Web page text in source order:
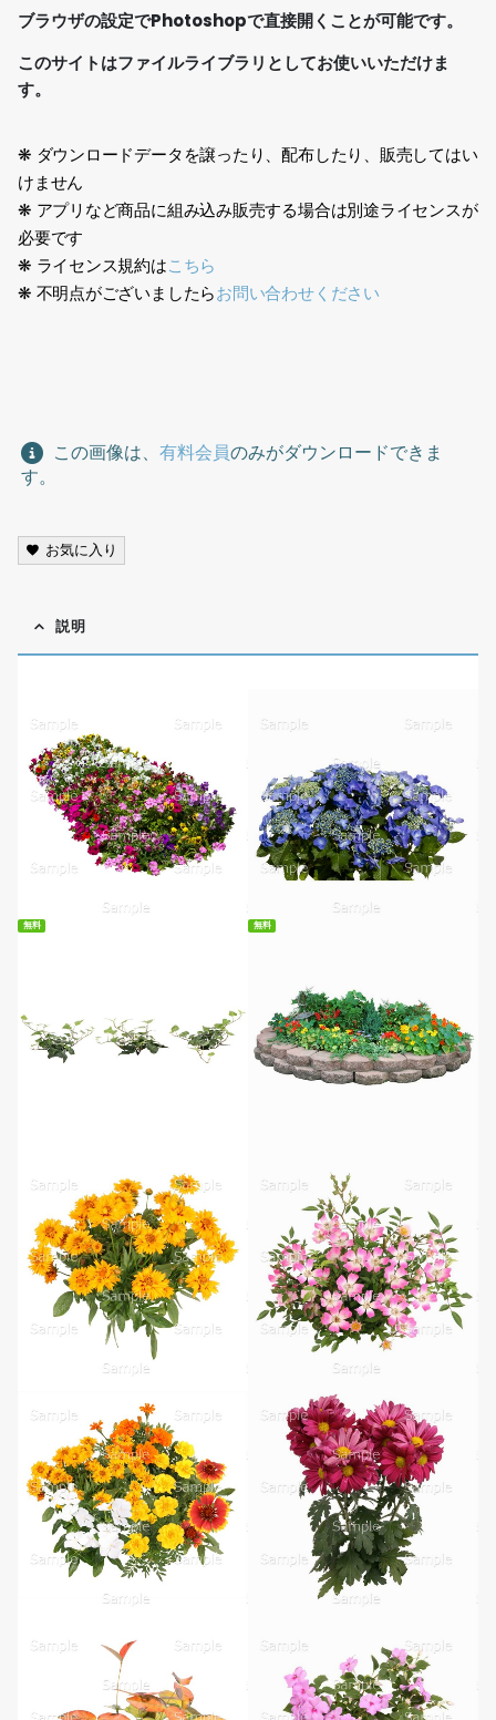
ブラウザの設定でPhotoshopで直接開くことが可能です。
このサイトはファイルライブラリとしてお使いいただけま
す。
❋ ダウンロードデータを譲ったり、配布したり、販売してはい
けません
❋ アプリなど商品に組み込み販売する場合は別途ライセンスが
必要です
❋ ライセンス規約はこちら
❋ 不明点がございましたらお問い合わせください
この画像は、 有料会員のみがダウンロードできま
す。
お気に入り
説明
無料 無料